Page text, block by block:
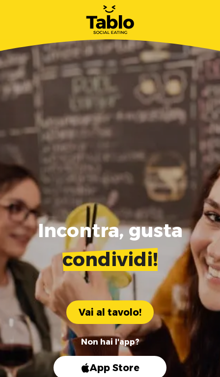
Incontra, gusta
condividi!
Vai al tavolo!
Non hai l'app?
App Store